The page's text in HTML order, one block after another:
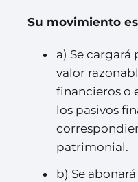
Su movimiento
a) Se
valor
financieros o
los pasivos
patrimonial.
b) Se